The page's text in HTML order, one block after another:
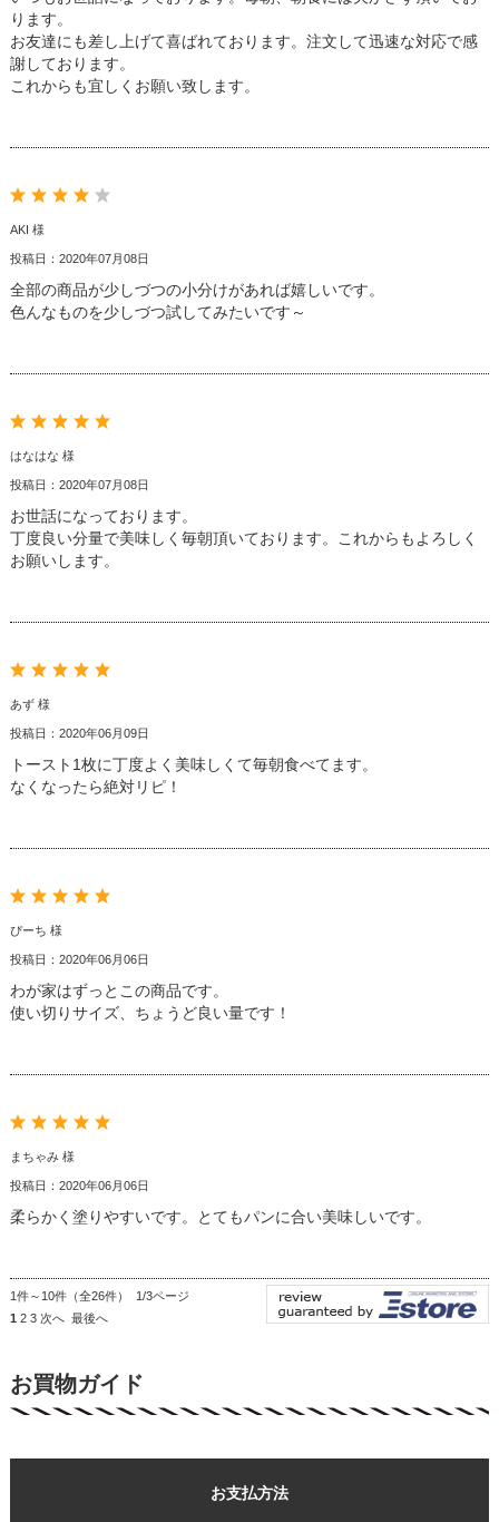
ります。
お友達にも差し上げて喜ばれております。注文して迅速な対応で感
謝しております。
これからも宜しくお願い致します。
AKI 様
投稿日：2020年07月08日
全部の商品が少しづつの小分けがあれば嬉しいです。
色んなものを少しづつ試してみたいです～
はなはな 様
投稿日：2020年07月08日
お世話になっております。
丁度良い分量で美味しく毎朝頂いております。これからもよろしく
お願いします。
あず 様
投稿日：2020年06月09日
トースト1枚に丁度よく美味しくて毎朝食べてます。
なくなったら絶対リピ！
ぴーち 様
投稿日：2020年06月06日
わが家はずっとこの商品です。
使い切りサイズ、ちょうど良い量です！
まちゃみ 様
投稿日：2020年06月06日
柔らかく塗りやすいです。とてもパンに合い美味しいです。
1件～10件（全26件） 1/3ページ
1 2 3 次へ 最後へ
お買物ガイド
お支払方法